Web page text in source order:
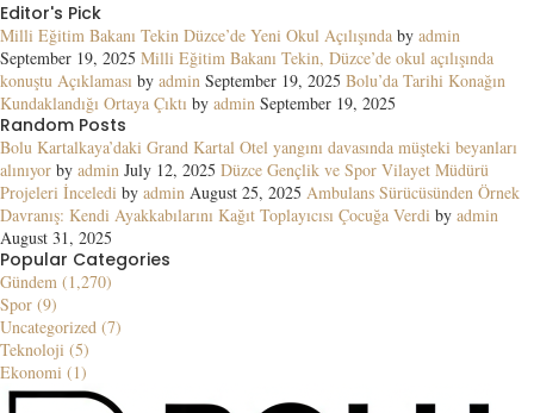
Editor's Pick
Milli Eğitim Bakanı Tekin Düzce’de Yeni Okul Açılışında by admin
September 19, 2025 Milli Eğitim Bakanı Tekin, Düzce’de okul açılışında
konuştu Açıklaması by admin September 19, 2025 Bolu’da Tarihi Konağın
Kundaklandığı Ortaya Çıktı by admin September 19, 2025
Random Posts
Bolu Kartalkaya’daki Grand Kartal Otel yangını davasında müşteki beyanları
alınıyor by admin July 12, 2025 Düzce Gençlik ve Spor Vilayet Müdürü
Projeleri İnceledi by admin August 25, 2025 Ambulans Sürücüsünden Örnek
Davranış: Kendi Ayakkabılarını Kağıt Toplayıcısı Çocuğa Verdi by admin
August 31, 2025
Popular Categories
Gündem (1,270)
Spor (9)
Uncategorized (7)
Teknoloji (5)
Ekonomi (1)